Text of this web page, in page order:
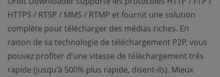
HTTPS / RTSP / MMS / RTMP et fournit une solution
complète pour télécharger des médias riches. En
raison de sa technologie de téléchargement P2P, vous
pouvez profiter d'une vitesse de téléchargement très
rapide (jusqu'à 500% plus rapide, disent-ils). Mieux